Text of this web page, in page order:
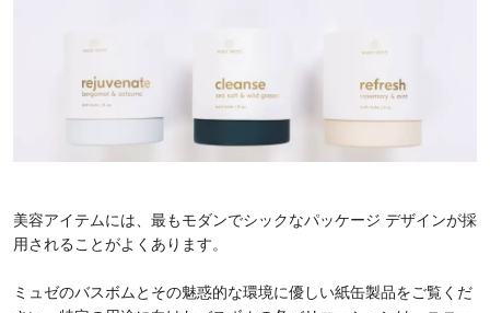
美容アイテムには、最もモダンでシックなパッケージ デザインが採
用されることがよくあります。
ミュゼのバスボムとその魅惑的な環境に優しい紙缶製品をご覧くだ